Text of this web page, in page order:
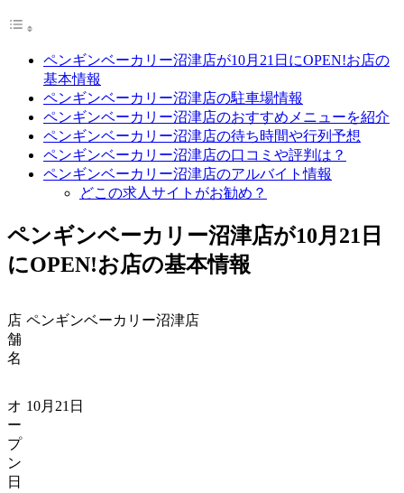
ペンギンベーカリー沼津店が10月21日にOPEN!お店の
基本情報
ペンギンベーカリー沼津店の駐車場情報
ペンギンベーカリー沼津店のおすすめメニューを紹介
ペンギンベーカリー沼津店の待ち時間や行列予想
ペンギンベーカリー沼津店の口コミや評判は？
ペンギンベーカリー沼津店のアルバイト情報
どこの求人サイトがお勧め？
ペンギンベーカリー沼津店が10月21日
にOPEN!お店の基本情報
店
舗
名
ペンギンベーカリー沼津店
オ
ー
プ
ン
日
10月21日